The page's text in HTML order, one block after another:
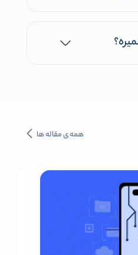
همه ی مقاله ها